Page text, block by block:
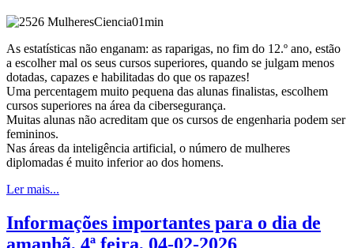
As estatísticas não enganam: as raparigas, no fim do 12.º ano, estão
a escolher mal os seus cursos superiores, quando se julgam menos
dotadas, capazes e habilitadas do que os rapazes!
Uma percentagem muito pequena das alunas finalistas, escolhem
cursos superiores na área da cibersegurança.
Muitas alunas não acreditam que os cursos de engenharia podem ser
femininos.
Nas áreas da inteligência artificial, o número de mulheres
diplomadas é muito inferior ao dos homens.
Ler mais...
Informações importantes para o dia de